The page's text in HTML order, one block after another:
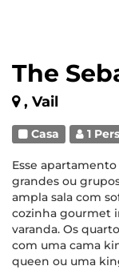
The
, Vail
Casa 1
Esse
grandes ou
ampla sala com
cozinha gourmet
varanda. Os
com uma cama
queen ou uma